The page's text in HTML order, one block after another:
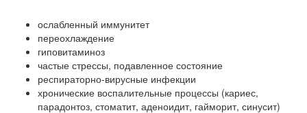
ослабленный иммунитет
переохлаждение
гиповитаминоз
частые стрессы, подавленное состояние
респираторно-вирусные инфекции
хронические воспалительные процессы (кариес,
парадонтоз, стоматит, аденоидит, гайморит, синусит)